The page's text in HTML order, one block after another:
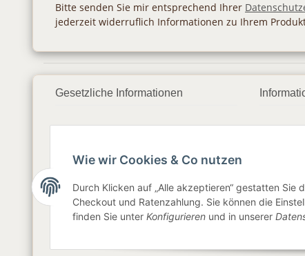
Bitte senden Sie mir entsprechend Ihrer
jederzeit widerruflich Informationen zu Ihrem
Gesetzliche Informationen
Datenschutz
AGB
Sitemap
Impressum
Wie wir Cookies & Co nutzen
Durch Klicken auf „Alle akzeptieren“ gestatten Sie
Checkout und Ratenzahlung. Sie können die
finden Sie unter Konfigurieren und in unserer